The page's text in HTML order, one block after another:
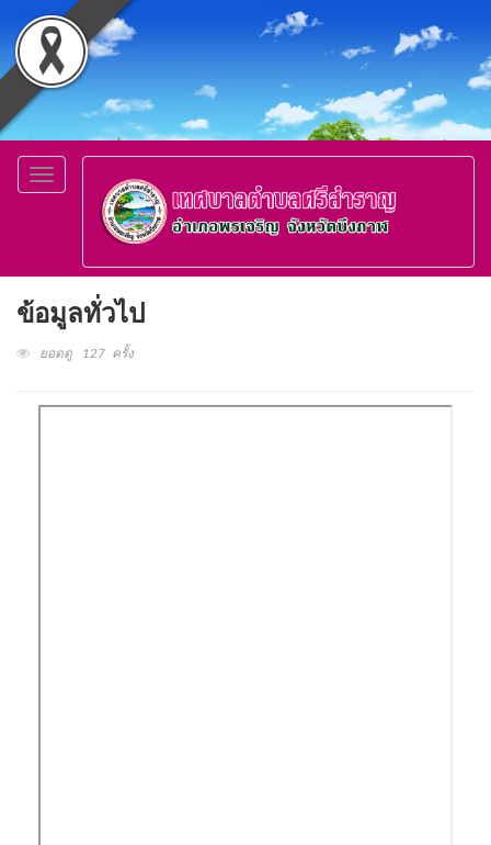
Toggle
navigation
ข้อมูลทั่วไป
ยอดดู 127 ครั้ง